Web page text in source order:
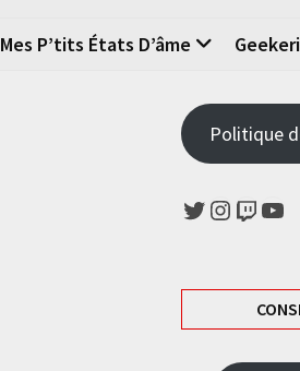
Mes P’tits États D’âme
Politique
Twitter
Instagram
Twitch